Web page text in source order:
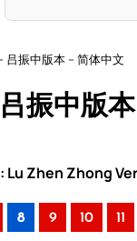
吕振中版本 – 简体中文
振中版
Zhen Zhong
8 9 10 11